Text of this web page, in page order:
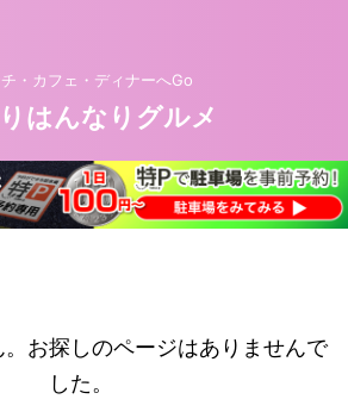
・カフェ・ディナーへGo
はんなりグルメ
お探しのページはありませんで
した。